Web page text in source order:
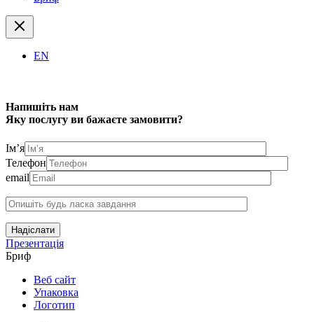
EN
Напишіть нам
Яку послугу ви бажаєте замовити?
Ім’я
Телефон
email
Надіслати
Презентація
Бриф
Веб сайт
Упаковка
Логотип